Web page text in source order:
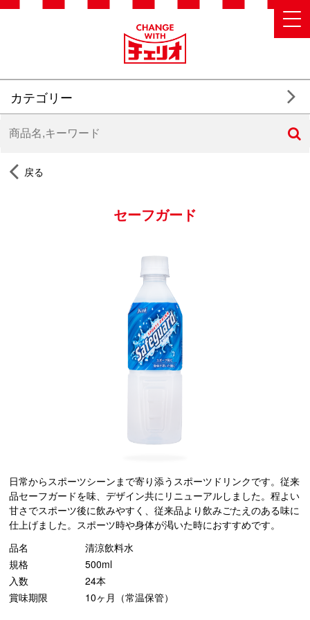
カテゴリー
戻る
セーフガード
日常からスポーツシーンまで寄り添うスポーツドリンクです。従来
品セーフガードを味、デザイン共にリニューアルしました。程よい
甘さでスポーツ後に飲みやすく、従来品より飲みごたえのある味に
仕上げました。スポーツ時や身体が渇いた時におすすめです。
品名
清涼飲料水
規格
500ml
入数
24本
賞味期限
10ヶ月（常温保管）